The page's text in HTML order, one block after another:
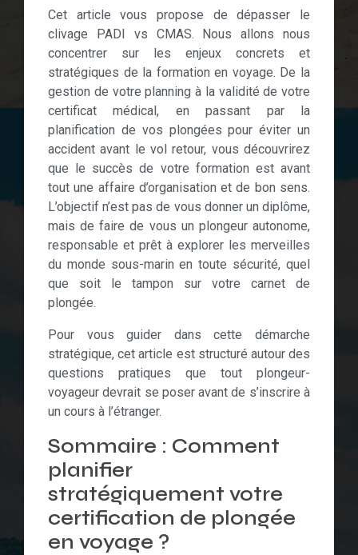
Cet article vous propose de dépasser le
clivage PADI vs CMAS. Nous allons nous
concentrer sur les enjeux concrets et
stratégiques de la formation en voyage. De la
gestion de votre planning à la validité de votre
certificat médical, en passant par la
planification de vos plongées pour éviter un
accident avant le vol retour, vous découvrirez
que le succès de votre formation est avant
tout une affaire d’organisation et de bon sens.
L’objectif n’est pas de vous donner un diplôme,
mais de faire de vous un plongeur autonome,
responsable et prêt à explorer les merveilles
du monde sous-marin en toute sécurité, quel
que soit le tampon sur votre carnet de
plongée.
Pour vous guider dans cette démarche
stratégique, cet article est structuré autour des
questions pratiques que tout plongeur-
voyageur devrait se poser avant de s’inscrire à
un cours à l’étranger.
Sommaire : Comment
planifier
stratégiquement votre
certification de plongée
en voyage ?